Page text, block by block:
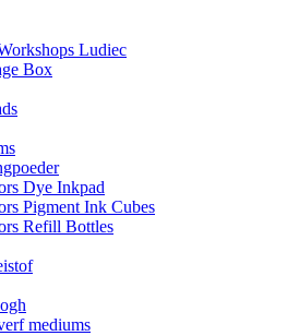
Ludiec
Box
Dye Inkpad
Pigment Ink Cubes
Refill Bottles
mediums